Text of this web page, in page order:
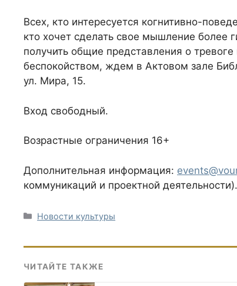
Всех, кто интересуется когнитивно-
кто хочет сделать свое мышление более
получить общие представления о
беспокойством, ждем в Актовом зале
ул. Мира, 15.
Вход свободный.
Возрастные ограничения 16+
Дополнительная информация:
коммуникаций и проектной деятельности).
Рубрики
Новости культуры
ЧИТАЙТЕ ТАКЖЕ